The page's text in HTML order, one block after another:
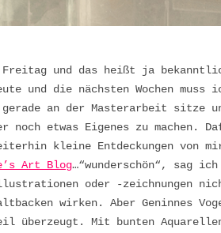
und das heißt ja
und die nächsten Wochen
an der Masterarbeit sitze
noch etwas Eigenes zu
kleine Entdeckungen von
Art Blog…“wunderschön“, sag
oder -zeichnungen
wirken. Aber Geninnes
überzeugt. Mit bunten